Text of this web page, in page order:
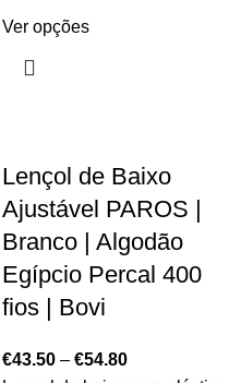
Ver opções
Lençol de Baixo
Ajustável PAROS |
Branco | Algodão
Egípcio Percal 400
fios | Bovi
€43.50 – €54.80